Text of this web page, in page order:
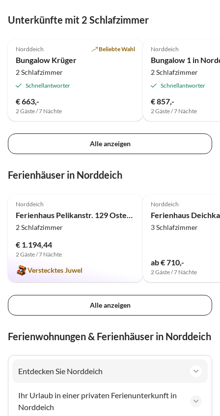
Unterkünfte mit 2 Schlafzimmer
Norddeich Beliebte Wahl
Bungalow Krüger
2 Schlafzimmer
Schnellantworter
€ 663,-
2 Gäste / 7 Nächte
Norddeich
2 Schlafzimmer
Schnellantworter
€ 857,-
2 Gäste / 7 Nächte
Alle anzeigen
Ferienhäuser in Norddeich
Norddeich
Ferienhaus Pelikanstr. 129 Ostermann Bungalow 5
2 Schlafzimmer
€ 1.194,44
2 Gäste / 7 Nächte
Verstecktes Juwel
Norddeich
Ferienhaus
3 Schlafzimmer
ab € 710,-
2 Gäste / 7 Nächte
Alle anzeigen
Ferienwohnungen & Ferienhäuser in Norddeich
Entdecken Sie Norddeich
Ihr Urlaub in einer privaten Ferienunterkunft in
Norddeich